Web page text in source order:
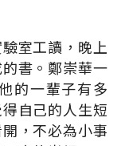
室工讀，晚上
書。鄭崇華一
的一輩子有多
自己的人生短
，不必為小事